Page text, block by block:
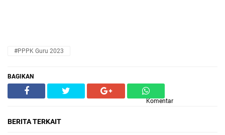
#PPPK Guru 2023
BAGIKAN
Komentar
BERITA TERKAIT